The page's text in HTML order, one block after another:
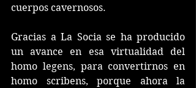
cuerpos cavernosos.
Gracias a La Socia se ha producido
un avance en esa virtualidad del
homo legens, para convertirnos en
homo scribens, porque ahora la